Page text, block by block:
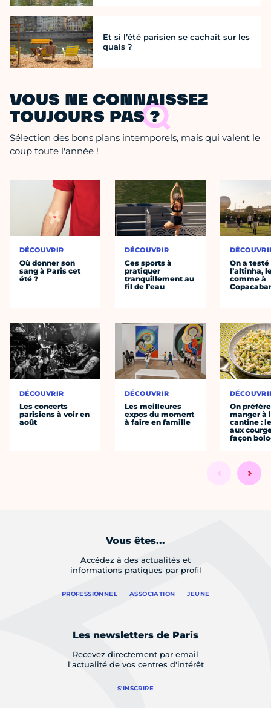
Et si l’été parisien se cachait sur les
quais ?
VOUS NE CONNAISSEZ
TOUJOURS PAS ?
Sélection des bons plans intemporels, mais qui valent le
coup toute l'année !
DÉCOUVRIR
Où donner son
sang à Paris cet
été ?
DÉCOUVRIR
Les concerts
parisiens à voir en
août
DÉCOUVRIR
Ces sports à
pratiquer
tranquillement au
fil de l’eau
DÉCOUVRIR
Les meilleures
expos du moment
à faire en famille
On a testé
l’altinha,
comme à
On préfère
manger à
cantine :
aux
façon
Vous êtes...
Accédez à des actualités et
informations pratiques par profil
PROFESSIONNEL ASSOCIATION JEUNE
Les newsletters de Paris
Recevez directement par email
l'actualité de vos centres d'intérêt
S'INSCRIRE